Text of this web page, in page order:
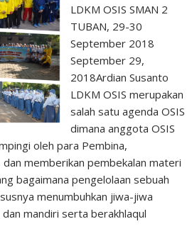
LDKM OSIS SMAN 2
TUBAN, 29-30
September 2018
September 29,
2018Ardian Susanto
LDKM OSIS merupakan
salah satu agenda OSIS
dimana anggota OSIS
oleh para Pembina,
memberikan pembekalan materi
bagaimana pengelolaan sebuah
menumbuhkan jiwa-jiwa
mandiri serta berakhlaqul